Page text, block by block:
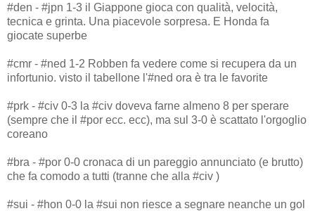
#den - #jpn 1-3 il Giappone gioca con qualità, velocità,
tecnica e grinta. Una piacevole sorpresa. E Honda fa
giocate superbe
#cmr - #ned 1-2 Robben fa vedere come si recupera da un
infortunio. visto il tabellone l'#ned ora è tra le favorite
#prk - #civ 0-3 la #civ doveva farne almeno 8 per sperare
(sempre che il #por ecc. ecc), ma sul 3-0 è scattato l'orgoglio
coreano
#bra - #por 0-0 cronaca di un pareggio annunciato (e brutto)
che fa comodo a tutti (tranne che alla #civ )
#sui - #hon 0-0 la #sui non riesce a segnare neanche un gol